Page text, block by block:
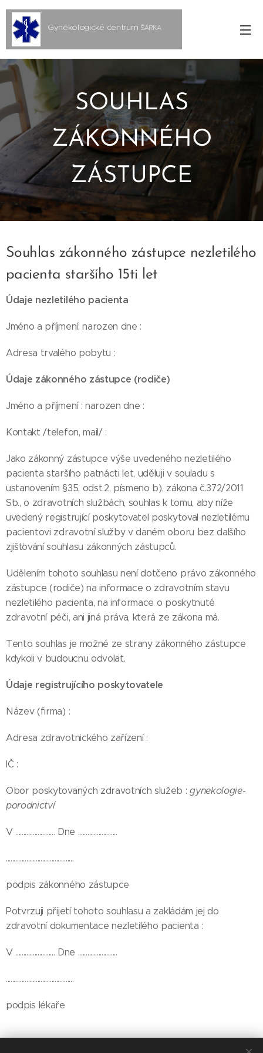
Gynekologické centrum ŠÁRKA
SOUHLAS
ZÁKONNÉHO
ZÁSTUPCE
Souhlas zákonného zástupce nezletilého
pacienta staršího 15ti let
Údaje nezletilého pacienta
Jméno a příjmení: narozen dne :
Adresa trvalého pobytu :
Údaje zákonného zástupce (rodiče)
Jméno a příjmení : narozen dne :
Kontakt /telefon, mail/ :
Jako zákonný zástupce výše uvedeného nezletilého
pacienta staršího patnácti let, uděluji v souladu s
ustanovením §35, odst.2, písmeno b), zákona č.372/2011
Sb., o zdravotních službách, souhlas k tomu, aby níže
uvedený registrující poskytovatel poskytoval nezletilému
pacientovi zdravotní služby v daném oboru bez dalšího
zjišťování souhlasu zákonných zástupců.
Udělením tohoto souhlasu není dotčeno právo zákonného
zástupce (rodiče) na informace o zdravotním stavu
nezletilého pacienta, na informace o poskytnuté
zdravotní péči, ani jiná práva, která ze zákona má.
Tento souhlas je možné ze strany zákonného zástupce
kdykoli v budoucnu odvolat.
Údaje registrujícího poskytovatele
Název (firma) :
Adresa zdravotnického zařízení :
IČ :
Obor poskytovaných zdravotních služeb :gynekologie-
porodnictví
V ......................... Dne .........................
...........................................
podpis zákonného zástupce
Potvrzuji přijetí tohoto souhlasu a zakládám jej do
zdravotní dokumentace nezletilého pacienta :
V ......................... Dne .........................
...........................................
podpis lékaře